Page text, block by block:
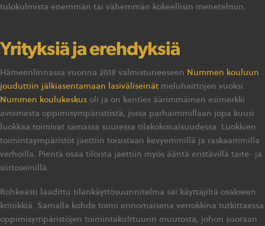
tulokulmista enemmän tai vähemmän kokeellisin menetelmin.
Yrityksiä ja erehdyksiä
Hämeenlinnassa vuonna 2018 valmistuneeseen Nummen kouluun
jouduttiin jälkiasentamaan lasiväliseinät meluhaittojen vuoksi.
Nummen koulukeskus oli ja on kenties äärimmäinen esimerkki
avoimesta oppimisympäristöstä, jossa parhaimmillaan jopa kuusi
luokkaa toimivat samassa suuressa tilakokonaisuudessa. Luokkien
toimintaympäristöt jaettiin toisistaan kevyemmillä ja raskaammilla
verhoilla. Pientä osaa tiloista jaettiin myös ääntä eristävillä taite- ja
siirtoseinillä.
Rohkeasti laadittu tilankäyttösuunnitelma sai käyttäjiltä osakseen
kritiikkiä. Samalla kohde toimi erinomaisena verrokkina tutkittaessa
oppimisympäristöjen toimintakulttuurin muutosta, johon suoraan